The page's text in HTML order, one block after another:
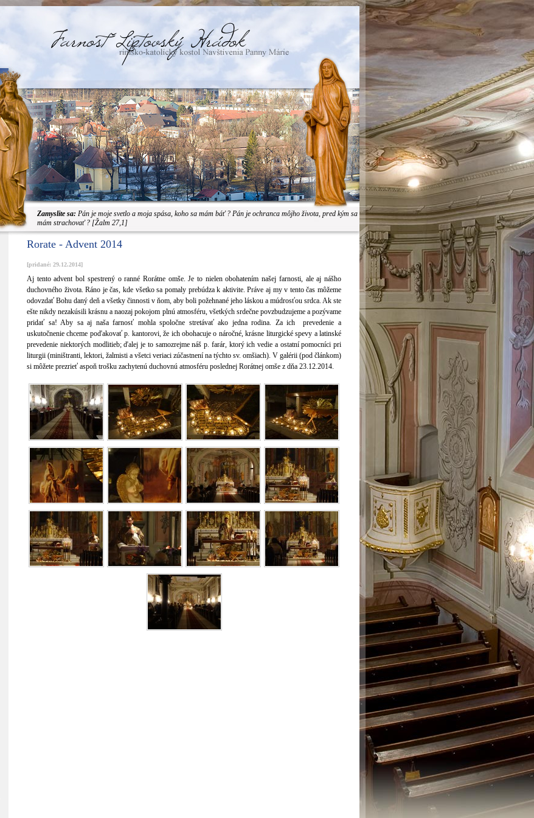
Zamyslite sa: Pán je moje svetlo a moja spása, koho sa mám báť ? Pán je ochranca môjho života, pred kým sa
mám strachovať ? [Žalm 27,1]
Rorate - Advent 2014
[pridané: 29.12.2014]
Aj tento advent bol spestrený o ranné Rorátne omše. Je to nielen obohatením našej farnosti, ale aj nášho
duchovného života. Ráno je čas, kde všetko sa pomaly prebúdza k aktivite. Práve aj my v tento čas môžeme
odovzdať Bohu daný deň a všetky činnosti v ňom, aby boli požehnané jeho láskou a múdrosťou srdca. Ak ste
ešte nikdy nezakúsili krásnu a naozaj pokojom plnú atmosféru, všetkých srdečne povzbudzujeme a pozývame
pridať sa! Aby sa aj naša farnosť mohla spoločne stretávať ako jedna rodina. Za ich prevedenie a
uskutočnenie chceme poďakovať p. kantorovi, že ich obohacuje o náročné, krásne liturgické spevy a latinské
prevedenie niektorých modlitieb; ďalej je to samozrejme náš p. farár, ktorý ich vedie a ostatní pomocníci pri
liturgii (miništranti, lektori, žalmisti a všetci veriaci zúčastnení na týchto sv. omšiach). V galérii (pod článkom)
si môžete prezrieť aspoň trošku zachytenú duchovnú atmosféru poslednej Rorátnej omše z dňa 23.12.2014.